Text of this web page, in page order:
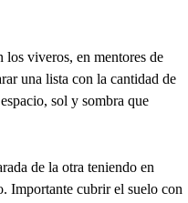
viveros, en mentores de
una lista con la cantidad de
sol y sombra que
de la otra teniendo en
Importante cubrir el suelo con